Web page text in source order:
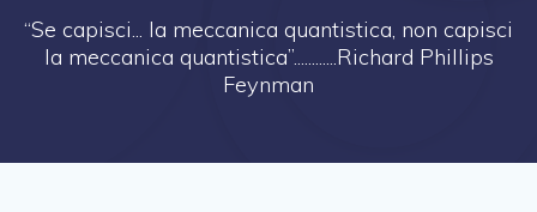
“Se capisci... la meccanica quantistica, non capisci
la meccanica quantistica”............Richard Phillips
Feynman